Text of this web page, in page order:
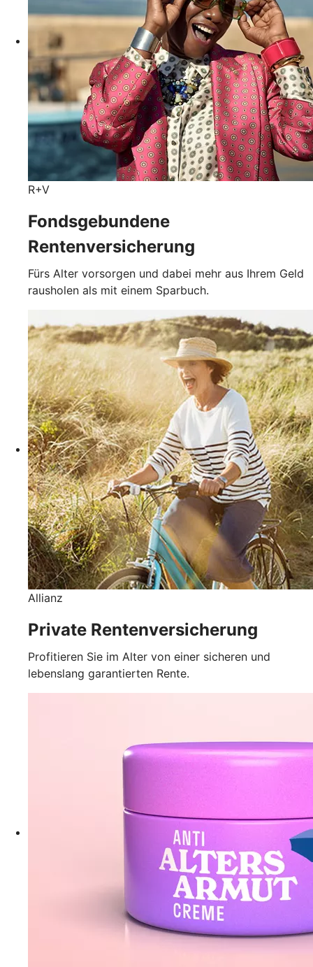
R+V
Fondsgebundene
Rentenversicherung
Fürs Alter vorsorgen und dabei mehr aus Ihrem Geld
rausholen als mit einem Sparbuch.
Allianz
Private Rentenversicherung
Profitieren Sie im Alter von einer sicheren und
lebenslang garantierten Rente.